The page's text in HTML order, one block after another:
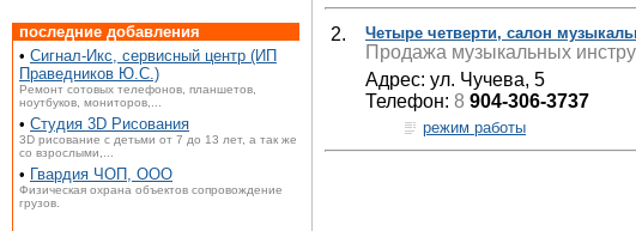
последние добавления
• Сигнал-Икс, сервисный центр (ИП
Праведников Ю.С.)
Ремонт сотовых телефонов, планшетов,
ноутбуков, мониторов,...
• Студия 3D Рисования
3D рисование с детьми от 7 до 13 лет, а так же
со взрослыми,...
• Гвардия ЧОП, ООО
Физическая охрана объектов сопровождение
грузов.
2. Четыре четверти, салон
Продажа музыкальных
Адрес: ул. Чучева, 5
Телефон: 8 904-306-3737
режим работы